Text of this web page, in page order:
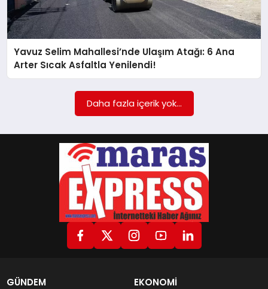
GÖKSUN
TÜRKOĞLU
Yavuz Selim Mahallesi’nde Ulaşım Atağı: 6 Ana
Arter Sıcak Asfaltla Yenilendi!
Daha fazla içerik yok...
GÜNDEM EKONOMİ